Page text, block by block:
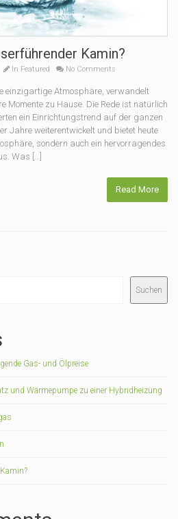
Kamin?
In Featured No Comments
einzigartige Atmosphäre, verwandelt
Momente zu Hause. Die Rede ist natürlich
ein Einrichtungstrend auf der ganzen
Jahre weiterentwickelt und bietet heute
sondern auch ein hervorragendes
Was […]
Read More
Suchen
Gas- und Ölpreise
und Wärmepumpe zu einer Hybridheizung